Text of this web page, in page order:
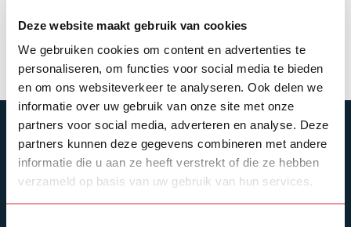
Deze website maakt gebruik van cookies
We gebruiken cookies om content en advertenties te
personaliseren, om functies voor social media te bieden
en om ons websiteverkeer te analyseren. Ook delen we
informatie over uw gebruik van onze site met onze
partners voor social media, adverteren en analyse. Deze
partners kunnen deze gegevens combineren met andere
informatie die u aan ze heeft verstrekt of die ze hebben
verzameld op basis van uw gebruik van hun services.
View product
SUBSCRIBE TO OUR NEWSLETTER
Stay up to date with our latest offers